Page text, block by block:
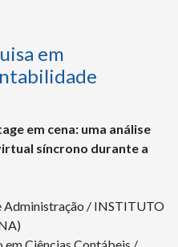
em
em cena: uma análise
síncrono durante a
Administração / INSTITUTO